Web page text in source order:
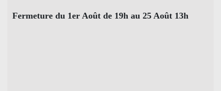
Fermeture du 1er Août de 19h au 25 Août 13h